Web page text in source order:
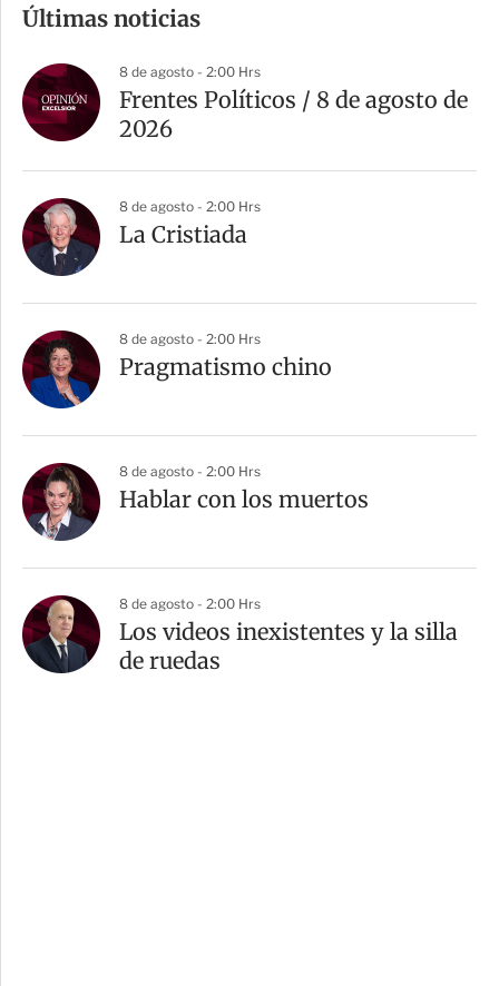
p
a
r
t
Últimas noticias
8 de agosto - 2:00 Hrs
Frentes Políticos / 8 de agosto de
2026
8 de agosto - 2:00 Hrs
La Cristiada
8 de agosto - 2:00 Hrs
Pragmatismo chino
8 de agosto - 2:00 Hrs
Hablar con los muertos
8 de agosto - 2:00 Hrs
Los videos inexistentes y la silla
de ruedas